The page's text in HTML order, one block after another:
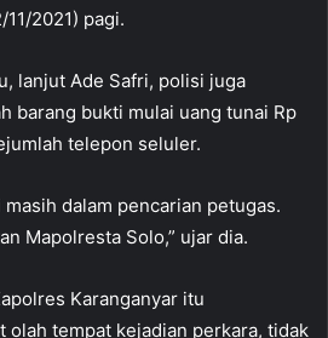
2021) pagi.
lanjut Ade Safri, polisi juga
barang bukti mulai uang tunai Rp
telepon seluler.
dalam pencarian petugas.
Mapolresta Solo,” ujar dia.
Karanganyar itu
olah tempat kejadian perkara, tidak